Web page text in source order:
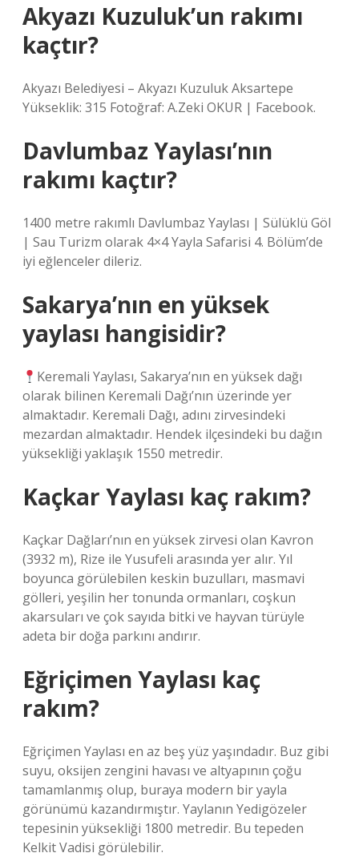
Akyazı Kuzuluk’un rakımı
kaçtır?
Akyazı Belediyesi – Akyazı Kuzuluk Aksartepe
Yükseklik: 315 Fotoğraf: A.Zeki OKUR | Facebook.
Davlumbaz Yaylası’nın
rakımı kaçtır?
1400 metre rakımlı Davlumbaz Yaylası | Sülüklü Göl
| Sau Turizm olarak 4×4 Yayla Safarisi 4. Bölüm’de
iyi eğlenceler dileriz.
Sakarya’nın en yüksek
yaylası hangisidir?
Keremali Yaylası, Sakarya’nın en yüksek dağı
olarak bilinen Keremali Dağı’nın üzerinde yer
almaktadır. Keremali Dağı, adını zirvesindeki
mezardan almaktadır. Hendek ilçesindeki bu dağın
yüksekliği yaklaşık 1550 metredir.
Kaçkar Yaylası kaç rakım?
Kaçkar Dağları’nın en yüksek zirvesi olan Kavron
(3932 m), Rize ile Yusufeli arasında yer alır. Yıl
boyunca görülebilen keskin buzulları, masmavi
gölleri, yeşilin her tonunda ormanları, coşkun
akarsuları ve çok sayıda bitki ve hayvan türüyle
adeta bir doğa parkını andırır.
Eğriçimen Yaylası kaç
rakım?
Eğriçimen Yaylası en az beş yüz yaşındadır. Buz gibi
suyu, oksijen zengini havası ve altyapının çoğu
tamamlanmış olup, buraya modern bir yayla
görünümü kazandırmıştır. Yaylanın Yedigözeler
tepesinin yüksekliği 1800 metredir. Bu tepeden
Kelkit Vadisi görülebilir.